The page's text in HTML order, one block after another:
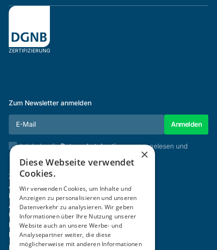
ZERTIFIZIERUNG
Zum Newsletter anmelden
Ich habe dieDatenschutzbestimmungengelesen und
Zertifizierung & Verifikation
Akademie
Mitgliedschaft
Aktivitäten
Über uns
Login
Kontakt
Impressum
×
Diese Webseite verwendet
Cookies.
Wir verwenden Cookies, um Inhalte und
Anzeigen zu personalisieren und unseren
Datenverkehr zu analysieren. Wir geben
Informationen über Ihre Nutzung unserer
Website auch an unsere Werbe- und
Analysepartner weiter, die diese
möglicherweise mit anderen Informationen